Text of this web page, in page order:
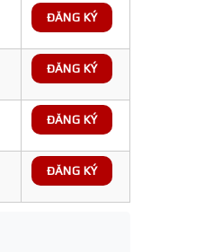
ĐĂNG KÝ
ĐĂNG KÝ
ĐĂNG KÝ
ĐĂNG KÝ